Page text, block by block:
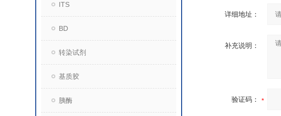
ITS
BD
转染试剂
基质胶
胰酶
详细地址：
补充说明：
验证码：